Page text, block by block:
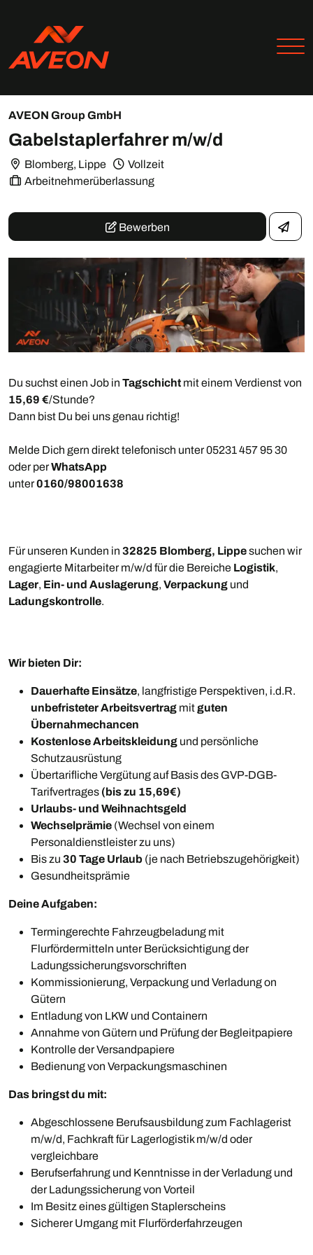
AVEON Group GmbH
Gabelstaplerfahrer m/w/d
Blomberg, Lippe
Vollzeit
Arbeitnehmerüberlassung
Bewerben
Du suchst einen Job in Tagschicht mit einem Verdienst von
15,69 €/Stunde?
Dann bist Du bei uns genau richtig!
Melde Dich gern direkt telefonisch unter 05231 457 95 30
oder perWhatsApp
unter0160/98001638
Für unseren Kunden in 32825 Blomberg, Lippesuchen wir
engagierte Mitarbeiter m/w/d für die Bereiche Logistik,
Lager, Ein- und Auslagerung, Verpackung und
Ladungskontrolle.
Wir bieten Dir:
Dauerhafte Einsätze, langfristige Perspektiven, i.d.R.
unbefristeter Arbeitsvertrag mitguten
Übernahmechancen
Kostenlose Arbeitskleidung und persönliche
Schutzausrüstung
Übertarifliche Vergütung auf Basis des GVP-DGB-
Tarifvertrages (bis zu 15,69€)
Urlaubs- und Weihnachtsgeld
Wechselprämie (Wechsel von einem
Personaldienstleister zu uns)
Bis zu 30 Tage Urlaub (je nach Betriebszugehörigkeit)
Gesundheitsprämie
Deine Aufgaben:
Termingerechte Fahrzeugbeladung mit
Flurfördermitteln unter Berücksichtigung der
Ladungssicherungsvorschriften
Kommissionierung, Verpackung und Verladung on
Gütern
Entladung von LKW und Containern
Annahme von Gütern und Prüfung der Begleitpapiere
Kontrolle der Versandpapiere
Bedienung von Verpackungsmaschinen
Das bringst du mit:
Abgeschlossene Berufsausbildung zum Fachlagerist
m/w/d, Fachkraft für Lagerlogistik m/w/d oder
vergleichbare
Berufserfahrung und Kenntnisse in der Verladung und
der Ladungssicherung von Vorteil
Im Besitz eines gültigen Staplerscheins
Sicherer Umgang mit Flurförderfahrzeugen